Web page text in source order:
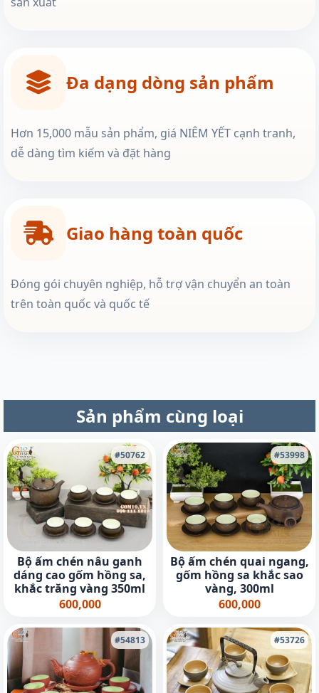
Đa dạng dòng sản phẩm
Hơn 15,000 mẫu sản phẩm, giá NIÊM YẾT cạnh tranh,
dễ dàng tìm kiếm và đặt hàng
Giao hàng toàn quốc
Đóng gói chuyên nghiệp, hỗ trợ vận chuyển an toàn
trên toàn quốc và quốc tế
Sản phẩm cùng loại
#50762
Bộ ấm chén nâu ganh
dáng cao gốm hồng sa,
khắc trăng vàng 350ml
600,000
#53998
Bộ ấm chén quai ngang,
gốm hồng sa khắc sao
vàng, 300ml
600,000
#54813 #53726